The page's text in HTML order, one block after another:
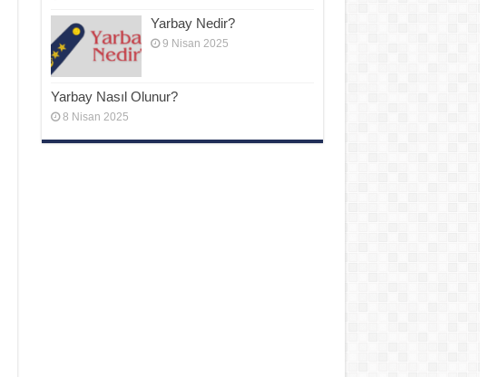
Yarbay Nedir?
9 Nisan 2025
Yarbay Nasıl Olunur?
8 Nisan 2025